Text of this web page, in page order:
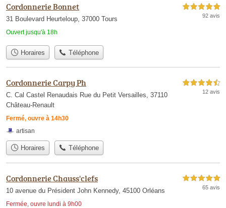
Cordonnerie Bonnet
31 Boulevard Heurteloup, 37000 Tours
Ouvert jusqu'à 18h
5,0 étoiles sur 5
92 avis
Horaires Téléphone
Cordonnerie Carpy Ph
C. Cal Castel Renaudais Rue du Petit Versailles, 37110
Château-Renault
Fermé, ouvre à 14h30
4,5 étoiles sur 5
12 avis
artisan
Horaires Téléphone
Cordonnerie Chauss'clefs
10 avenue du Président John Kennedy, 45100 Orléans
Fermée, ouvre lundi à 9h00
5,0 étoiles sur 5
65 avis